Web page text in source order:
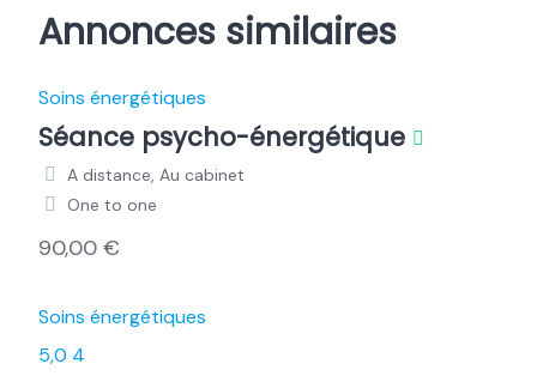
Annonces similaires
Soins énergétiques
Séance psycho-énergétique
A distance, Au cabinet
One to one
90,00 €
Soins énergétiques
5,0 4